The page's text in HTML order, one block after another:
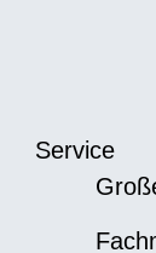
Service